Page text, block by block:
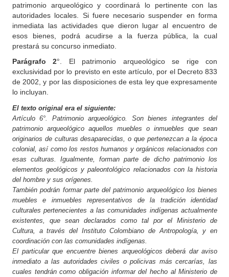
patrimonio arqueológico y coordinará lo pertinente con las
autoridades locales. Si fuere necesario suspender en forma
inmediata las actividades que dieron lugar al encuentro de
esos bienes, podrá acudirse a la fuerza pública, la cual
prestará su concurso inmediato.
Parágrafo 2°. El patrimonio arqueológico se rige con
exclusividad por lo previsto en este artículo, por el Decreto 833
de 2002, y por las disposiciones de esta ley que expresamente
lo incluyan.
El texto original era el siguiente:
Artículo 6°. Patrimonio arqueológico. Son bienes integrantes del
patrimonio arqueológico aquellos muebles o inmuebles que sean
originarios de culturas desaparecidas, o que pertenezcan a la época
colonial, así como los restos humanos y orgánicos relacionados con
esas culturas. Igualmente, forman parte de dicho patrimonio los
elementos geológicos y paleontológico relacionados con la historia
del hombre y sus orígenes.
También podrán formar parte del patrimonio arqueológico los bienes
muebles e inmuebles representativos de la tradición identidad
culturales pertenecientes a las comunidades indígenas actualmente
existentes, que sean declarados como tal por el Ministerio de
Cultura, a través del Instituto Colombiano de Antropología, y en
coordinación con las comunidades indígenas.
El particularque encuentre bienes arqueológicos deberá dar aviso
inmediato a las autoridades civiles o policivas más cercarías, las
cuales tendrán como obligación informar del hecho al Ministerio de